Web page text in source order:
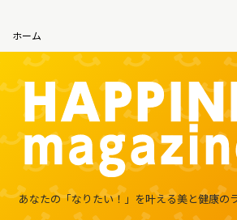
ホーム
あなたの「なりたい！」を叶える美と健康の